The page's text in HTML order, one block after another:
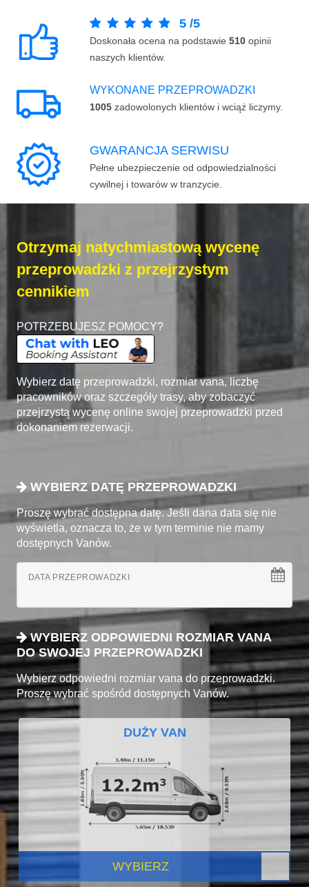
5 /5
Doskonała ocena na podstawie 510 opinii
naszych klientów.
WYKONANE PRZEPROWADZKI
1005 zadowolonych klientów i wciąż liczymy.
GWARANCJA SERWISU
Pełne ubezpieczenie od odpowiedzialności
cywilnej i towarów w tranzycie.
Otrzymaj natychmiastową wycenę
przeprowadzki z przejrzystym
cennikiem
POTRZEBUJESZ POMOCY?
Wybierz datę przeprowadzki, rozmiar vana, liczbę
pracowników oraz szczegóły trasy, aby zobaczyć
przejrzystą wycenę online swojej przeprowadzki przed
dokonaniem rezerwacji.
WYBIERZ DATĘ PRZEPROWADZKI
Proszę wybrać dostępna datę. Jeśli dana data się nie
wyświetla, oznacza to, że w tym terminie nie mamy
dostępnych Vanów.
DATA PRZEPROWADZKI
WYBIERZ ODPOWIEDNI ROZMIAR VANA
DO SWOJEJ PRZEPROWADZKI
Wybierz odpowiedni rozmiar vana do przeprowadzki.
Proszę wybrać spośród dostępnych Vanów.
DUŻY VAN
WYBIERZ